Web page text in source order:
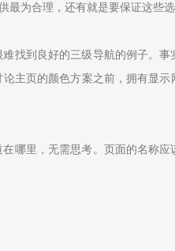
为合理，还有就是要保证这些
找到良好的三级导航的例子。
页的颜色方案之前，拥有显
里，无需思考。页面的名称